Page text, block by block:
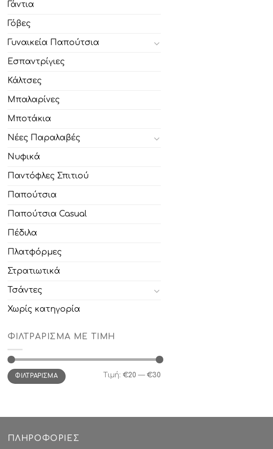
Γάντια
Γόβες
Γυναικεία Παπούτσια
Εσπαντρίγιες
Κάλτσες
Μπαλαρίνες
Μποτάκια
Νέες Παραλαβές
Νυφικά
Παντόφλες Σπιτιού
Παπούτσια
Παπούτσια Casual
Πέδιλα
Πλατφόρμες
Στρατιωτικά
Τσάντες
Χωρίς κατηγορία
ΦΙΛΤΡΆΡΙΣΜΑ ΜΕ ΤΙΜΉ
Ελάχιστη
τιμή
Μέγιστη
τιμήΦΙΛΤΡΆΡΙΣΜΑ Τιμή: €20 — €30
ΠΛΗΡΟΦΟΡΊΕΣ